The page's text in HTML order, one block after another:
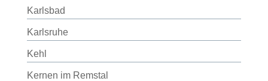
Karlsbad
Karlsruhe
Kehl
Kernen im Remstal